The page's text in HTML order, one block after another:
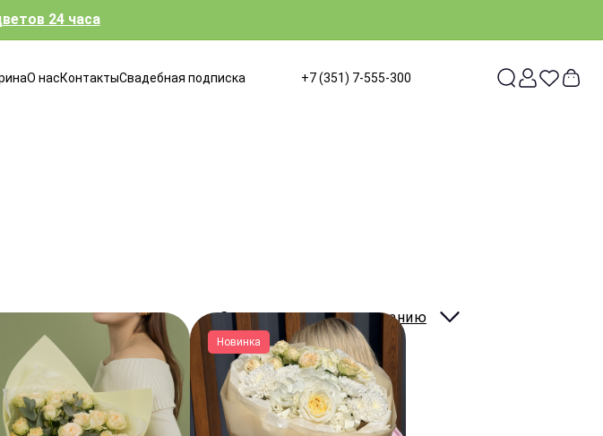
24 часа
О насКонтактыСвадебная подписка +7 (351) 7-555-300
Сортировать: по умолчанию
Новинка